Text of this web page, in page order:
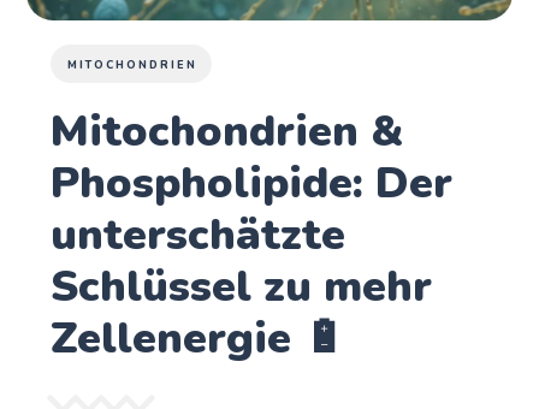
MITOCHONDRIEN
Mitochondrien &
Phospholipide: Der
unterschätzte
Schlüssel zu mehr
Zellenergie 🔋